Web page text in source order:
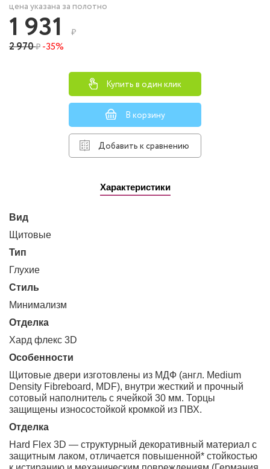
цена указана за полотно
1 931 ₽
2 970₽ -35%
Купить в один клик
В корзину
Добавить к сравнению
Характеристики
Вид
щитовые
Тип
глухие
Стиль
минимализм
Отделка
хард флекс 3D
Особенности
Щитовые двери изготовлены из МДФ (англ. Medium
Density Fibreboard, MDF), внутри жесткий и прочный
сотовый наполнитель с ячейкой 30 мм. Торцы
защищены износостойкой кромкой из ПВХ.
Отделка
Hard Flex 3D — структурный декоративный материал с
защитным лаком, отличается повышенной* стойкостью